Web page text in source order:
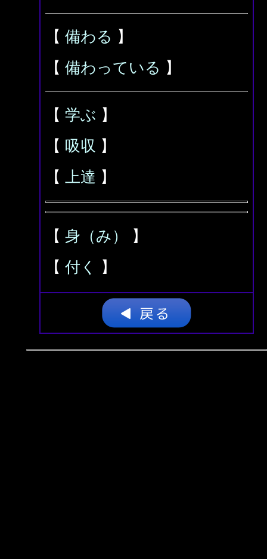
【 備わる 】
【 備わっている 】
【 学ぶ 】
【 吸収 】
【 上達 】
【 身（み）
】
【 付く 】